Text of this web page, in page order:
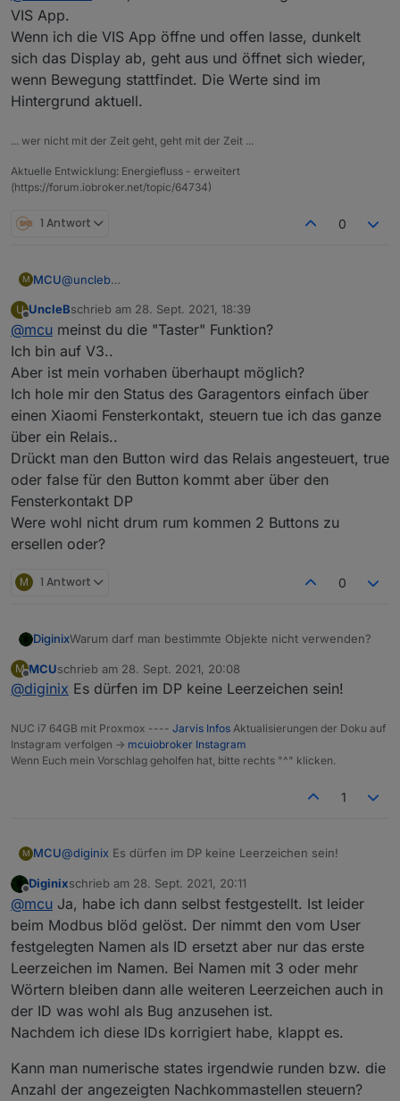
VIS App.
Wenn ich die VIS App öffne und offen lasse, dunkelt
sich das Display ab, geht aus und öffnet sich wieder,
wenn Bewegung stattfindet. Die Werte sind im
Hintergrund aktuell.
... wer nicht mit der Zeit geht, geht mit der Zeit ...
Aktuelle Entwicklung: Energiefluss - erweitert
(https://forum.iobroker.net/topic/64734)
1 Antwort 0
M MCU@uncleb
v2: ButtonAction oder IconButtonAction, kann ein
Zustand schalten entweder "true" oder "false".
Möchte man nicht "true" schalten, sondern "false" muss
man in den Datenpunkt-Eigenschaften: {"on":false}
eintragen.
U UncleBschrieb am 28. Sept. 2021, 18:39
zuletzt editiert von
@mcu meinst du die "Taster" Funktion?
Ich bin auf V3..
Aber ist mein vorhaben überhaupt möglich?
Ich hole mir den Status des Garagentors einfach über
einen Xiaomi Fensterkontakt, steuern tue ich das ganze
über ein Relais..
Drückt man den Button wird das Relais angesteuert, true
oder false für den Button kommt aber über den
Fensterkontakt DP
Were wohl nicht drum rum kommen 2 Buttons zu
ersellen oder?
M 1 Antwort 0
DiginixWarum darf man bestimmte Objekte nicht verwenden?
M
Offline
MCUschrieb am 28. Sept. 2021, 20:08
zuletzt editiert von
@diginix Es dürfen im DP keine Leerzeichen sein!
NUC i7 64GB mit Proxmox ---- Jarvis Infos Aktualisierungen der Doku auf
Instagram verfolgen -> mcuiobroker Instagram
Wenn Euch mein Vorschlag geholfen hat, bitte rechts "^" klicken.
1
M MCU@diginix Es dürfen im DP keine Leerzeichen sein!
Diginixschrieb am 28. Sept. 2021, 20:11
zuletzt editiert von
@mcu Ja, habe ich dann selbst festgestellt. Ist leider
beim Modbus blöd gelöst. Der nimmt den vom User
festgelegten Namen als ID ersetzt aber nur das erste
Leerzeichen im Namen. Bei Namen mit 3 oder mehr
Wörtern bleiben dann alle weiteren Leerzeichen auch in
der ID was wohl als Bug anzusehen ist.
Nachdem ich diese IDs korrigiert habe, klappt es.
Kann man numerische states irgendwie runden bzw. die
Anzahl der angezeigten Nachkommastellen steuern?